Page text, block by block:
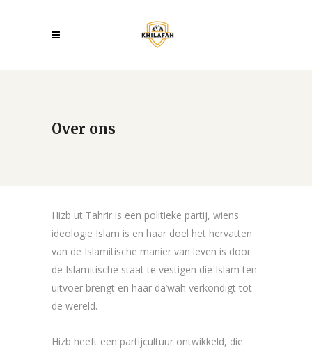
Over ons
Hizb ut Tahrir is een politieke partij, wiens
ideologie Islam is en haar doel het hervatten
van de Islamitische manier van leven is door
de Islamitische staat te vestigen die Islam ten
uitvoer brengt en haar da’wah verkondigt tot
de wereld.
Hizb heeft een partijcultuur ontwikkeld, die